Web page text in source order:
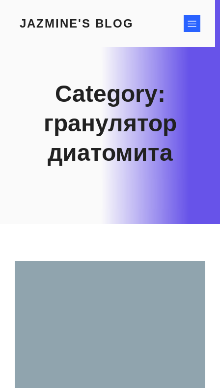
contentJAZMINE'S BLOG
Category:
гранулятор
диатомита